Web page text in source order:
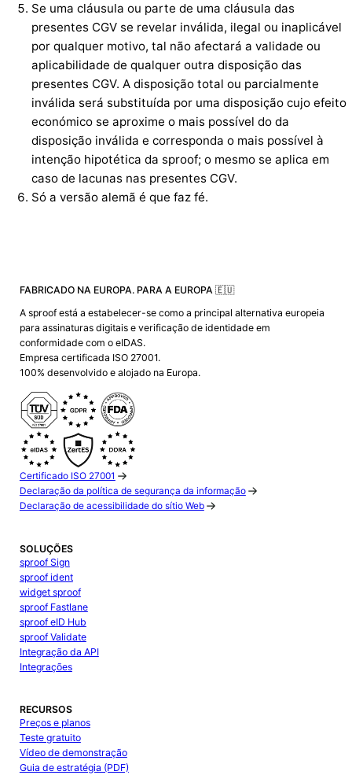
Se uma cláusula ou parte de uma cláusula das
presentes CGV se revelar inválida, ilegal ou inaplicável
por qualquer motivo, tal não afectará a validade ou
aplicabilidade de qualquer outra disposição das
presentes CGV. A disposição total ou parcialmente
inválida será substituída por uma disposição cujo efeito
económico se aproxime o mais possível do da
disposição inválida e corresponda o mais possível à
intenção hipotética da sproof; o mesmo se aplica em
caso de lacunas nas presentes CGV.
Só a versão alemã é que faz fé.
FABRICADO NA EUROPA. PARA A EUROPA 🇪🇺
A sproof está a estabelecer-se como a principal alternativa europeia
para assinaturas digitais e verificação de identidade em
conformidade com o eIDAS.
Empresa certificada ISO 27001.
100% desenvolvido e alojado na Europa.
Certificado ISO 27001
Declaração da política de segurança da informação
Declaração de acessibilidade do sítio Web
SOLUÇÕES
sproof Sign
sproof ident
widget sproof
sproof Fastlane
sproof eID Hub
sproof Validate
Integração da API
Integrações
RECURSOS
Preços e planos
Teste gratuito
Vídeo de demonstração
Guia de estratégia (PDF)